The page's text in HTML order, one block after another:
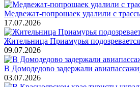
Медвежат-попрошаек удалили с
17.07.2026
Жительница Приамурья
09.07.2026
В Домодедово задержали
03.07.2026